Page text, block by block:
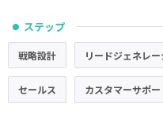
● ステップ
戦略設計 リードジェネレ
セールス カスタマーサポ